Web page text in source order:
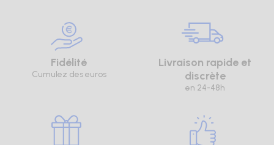
Fidélité
Cumulez des euros
Livraison rapide et
discrète
en 24-48h